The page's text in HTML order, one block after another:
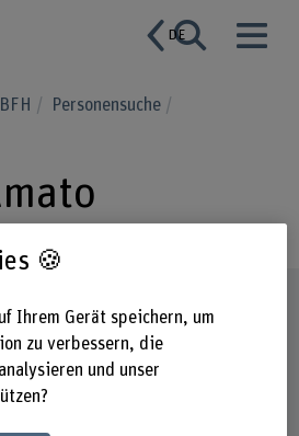
DE
Personensuche
🍪
Ihrem Gerät speichern, um
zu verbessern, die
und unser